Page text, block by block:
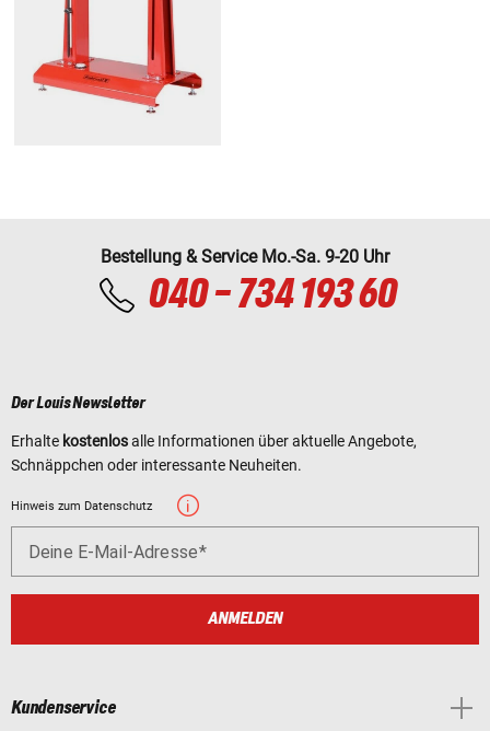
Bestellung & Service Mo.-Sa. 9-20 Uhr
040 - 734 193 60
Der Louis Newsletter
Erhalte kostenlosalle Informationen über aktuelle Angebote,
Schnäppchen oder interessante Neuheiten.
Hinweis zum Datenschutz
Deine E-Mail-Adresse
ANMELDEN
Kundenservice